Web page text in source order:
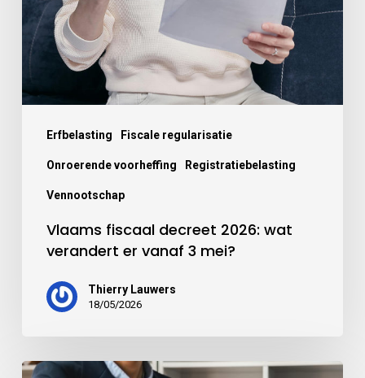
Erfbelasting Fiscale regularisatie
Onroerende voorheffing Registratiebelasting
Vennootschap
Vlaams fiscaal decreet 2026: wat
verandert er vanaf 3 mei?
Thierry Lauwers
18/05/2026